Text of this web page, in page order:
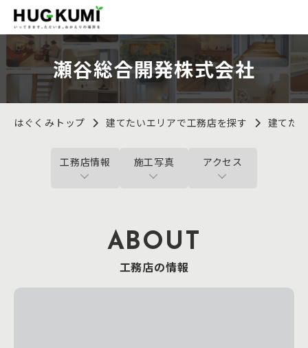
瀬谷総合開発株式会社
はぐくみトップ 建てたいエリアで工務店を探す 建てた
工務店情報 施工写真 アクセス
ABOUT
工務店の情報